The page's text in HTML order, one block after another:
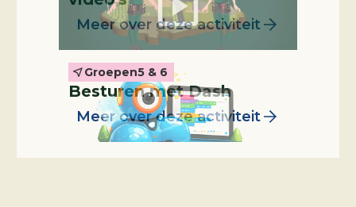
Meer over deze activiteit
Groepen5 & 6
Besturen met Dash
Meer over deze activiteit